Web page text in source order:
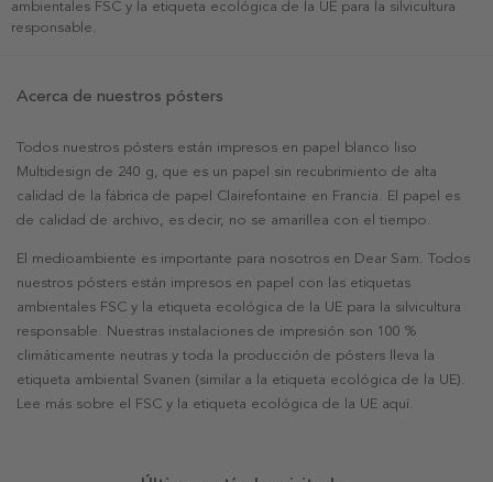
ambientales FSC y la etiqueta ecológica de la UE para la silvicultura
responsable.
Acerca de nuestros pósters
Todos nuestros pósters están impresos en papel blanco liso
Multidesign de 240 g, que es un papel sin recubrimiento de alta
calidad de la fábrica de papel Clairefontaine en Francia. El papel es
de calidad de archivo, es decir, no se amarillea con el tiempo.
El medioambiente es importante para nosotros en Dear Sam. Todos
nuestros pósters están impresos en papel con las etiquetas
ambientales FSC y la etiqueta ecológica de la UE para la silvicultura
responsable. Nuestras instalaciones de impresión son 100 %
climáticamente neutras y toda la producción de pósters lleva la
etiqueta ambiental Svanen (similar a la etiqueta ecológica de la UE).
Lee más sobre el FSC y la etiqueta ecológica de la UE aquí.